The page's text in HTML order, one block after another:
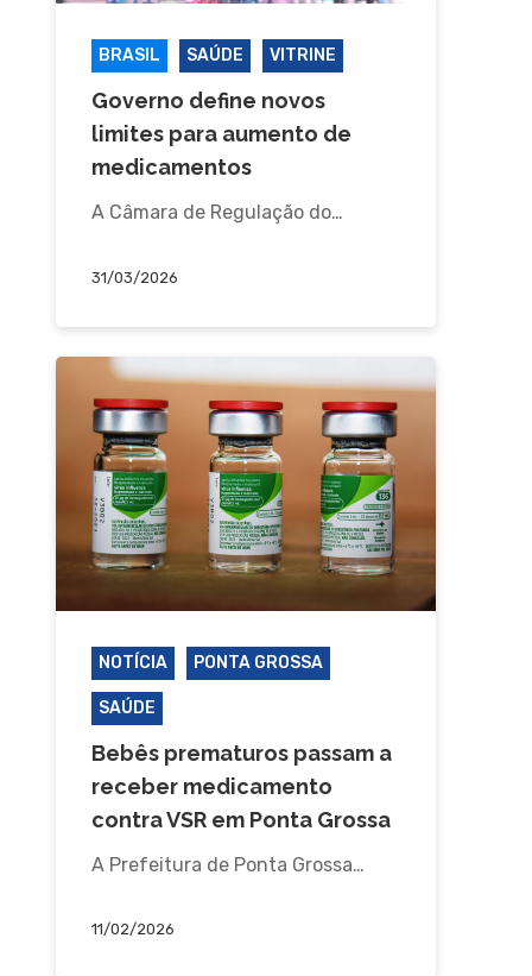
BRASIL SAÚDE VITRINE
Governo define novos
limites para aumento de
medicamentos
A Câmara de Regulação do…
31/03/2026
NOTÍCIA PONTA GROSSA
SAÚDE
Bebês prematuros passam a
receber medicamento
contra VSR em Ponta Grossa
A Prefeitura de Ponta Grossa…
11/02/2026